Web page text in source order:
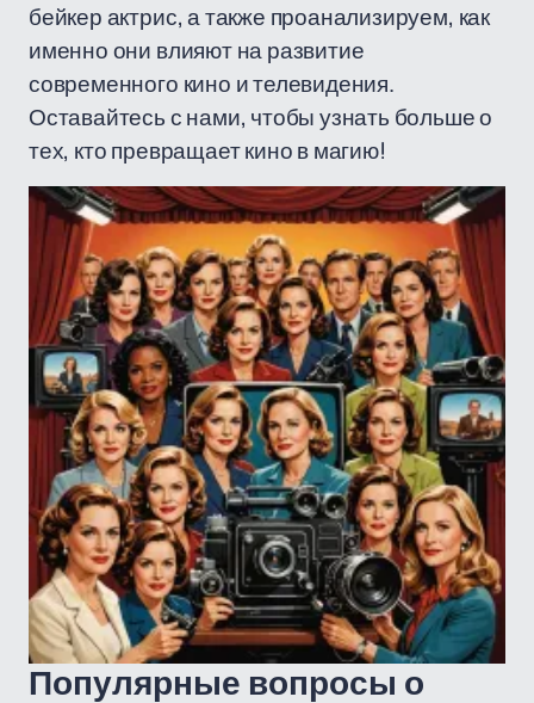
бейкер актрис, а также проанализируем, как
именно они влияют на развитие
современного кино и телевидения.
Оставайтесь с нами, чтобы узнать больше о
тех, кто превращает кино в магию!
Популярные вопросы о